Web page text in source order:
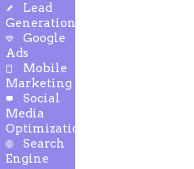
Lead
Generation
Google
Ads
Mobile
Marketing
Social
Media
Optimization
Search
Engine